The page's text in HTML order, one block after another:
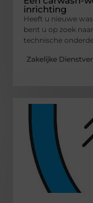
inrichting
Heeft u nieuwe
bent u op zoek
technische
Zakelijke